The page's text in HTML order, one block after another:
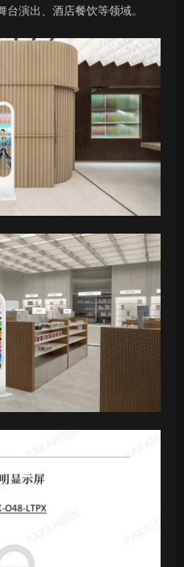
演出、酒店餐饮等领域。